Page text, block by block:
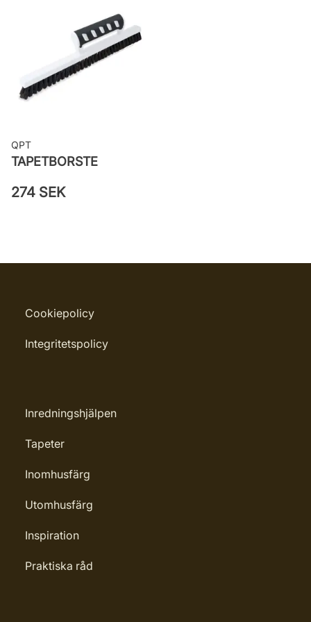
QPT
TAPETBORSTE
274 SEK
Cookiepolicy
Integritetspolicy
Inredningshjälpen
Tapeter
Inomhusfärg
Utomhusfärg
Inspiration
Praktiska råd